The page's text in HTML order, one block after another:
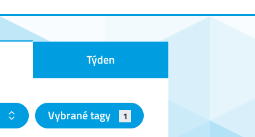
Týden
Vybrané tagy 1